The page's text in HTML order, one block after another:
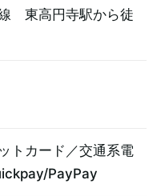
東高円寺駅から徒
トカード／交通系電
PayPay